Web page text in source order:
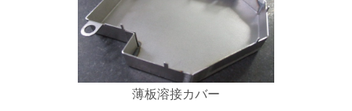
薄板溶接カバー